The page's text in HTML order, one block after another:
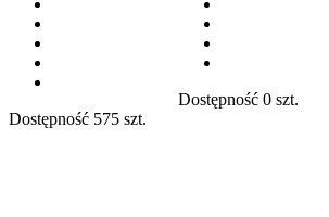
Dostępność 575 szt.
Dostępność 0 szt.